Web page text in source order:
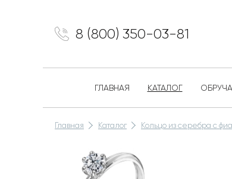
8 (800) 350-03-81
ГЛАВНАЯ КАТАЛОГ
Главная Каталог Кольцо из серебра с